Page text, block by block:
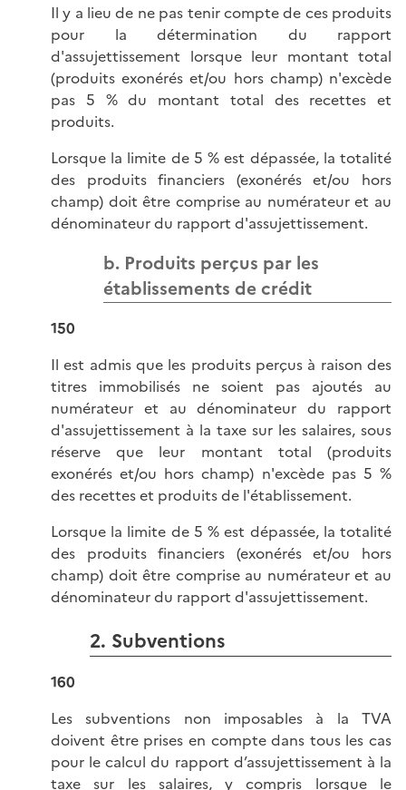
Il y a lieu de ne pas tenir compte de ces produits
pour la détermination du rapport
d'assujettissement lorsque leur montant total
(produits exonérés et/ou hors champ) n'excède
pas 5 % du montant total des recettes et
produits.
Lorsque la limite de 5 % est dépassée, la totalité
des produits financiers (exonérés et/ou hors
champ) doit être comprise au numérateur et au
dénominateur du rapport d'assujettissement.
b. Produits perçus par les
établissements de crédit
150
Il est admis que les produits perçus à raison des
titres immobilisés ne soient pas ajoutés au
numérateur et au dénominateur du rapport
d'assujettissement à la taxe sur les salaires, sous
réserve que leur montant total (produits
exonérés et/ou hors champ) n'excède pas 5 %
des recettes et produits de l'établissement.
Lorsque la limite de 5 % est dépassée, la totalité
des produits financiers (exonérés et/ou hors
champ) doit être comprise au numérateur et au
dénominateur du rapport d'assujettissement.
2. Subventions
160
Les subventions non imposables à la TVA
doivent être prises en compte dans tous les cas
pour le calcul du rapport d’assujettissement à la
taxe sur les salaires, y compris lorsque le